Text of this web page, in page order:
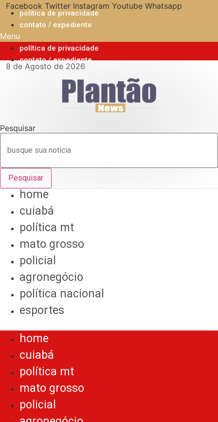
para
conteúdo
Facebook Twitter Instagram Youtube Whatsapp
política de privacidade
contato / expediente
Menu
política de privacidade
contato / expediente
8 de Agosto de 2026
Pesquisar
Pesquisar
home
cuiabá
política mt
mato grosso
policial
agronegócio
política nacional
esportes
home
cuiabá
política mt
mato grosso
policial